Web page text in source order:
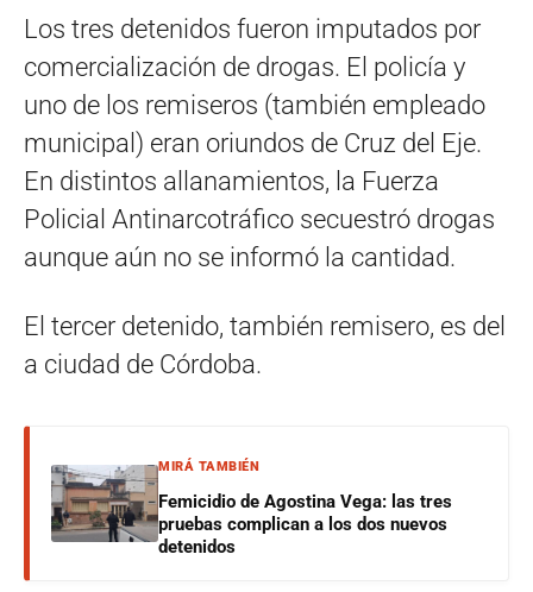
Los tres detenidos fueron imputados por
comercialización de drogas. El policía y
uno de los remiseros (también empleado
municipal) eran oriundos de Cruz del Eje.
En distintos allanamientos, la Fuerza
Policial Antinarcotráfico secuestró drogas
aunque aún no se informó la cantidad.
El tercer detenido, también remisero, es del
a ciudad de Córdoba.
MIRÁ TAMBIÉN
Femicidio de Agostina Vega: las tres
pruebas complican a los dos nuevos
detenidos